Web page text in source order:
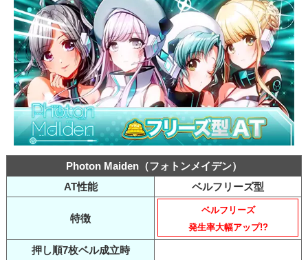
Photon Maiden（フォトンメイデン）
AT性能
ベルフリーズ型
特徴
ベルフリーズ
発生率大幅アップ!?
押し順7枚ベル成立時